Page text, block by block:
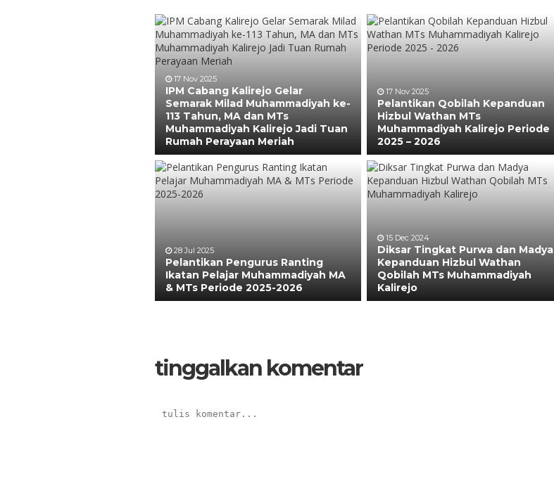
17 Nov 2025
IPM Cabang Kalirejo Gelar
Semarak Milad Muhammadiyah ke-
113 Tahun, MA dan MTs
Muhammadiyah Kalirejo Jadi Tuan
Rumah Perayaan Meriah
17 Nov 2025
Pelantikan Qobilah Kepanduan
Hizbul Wathan MTs
Muhammadiyah Kalirejo Periode
2025 – 2026
28 Jul 2025
Pelantikan Pengurus Ranting
Ikatan Pelajar Muhammadiyah MA
& MTs Periode 2025-2026
15 Dec 2024
Diksar Tingkat Purwa dan Madya
Kepanduan Hizbul Wathan
Qobilah MTs Muhammadiyah
Kalirejo
tinggalkan komentar